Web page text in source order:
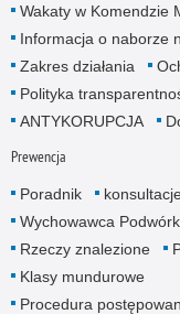
Wakaty w Komendzie
Informacja o naborze
Zakres działania
Polityka
ANTYKORUPCJA
Prewencja
Poradnik
Wychowawca
Rzeczy znalezione
Klasy mundurowe
Procedura